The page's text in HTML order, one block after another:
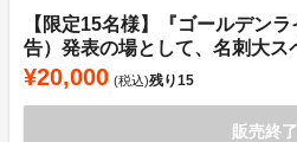
【限定15名様】『ゴールデン
告）発表の場として、名刺大ス
¥20,000 (税込)残り15
販売終了